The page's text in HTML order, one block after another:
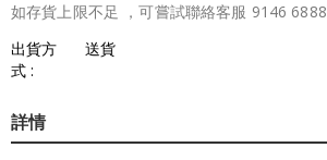
如存貨上限不足 ，可嘗試聯絡客服 9146 6888
出貨方
式 :
送貨
詳情